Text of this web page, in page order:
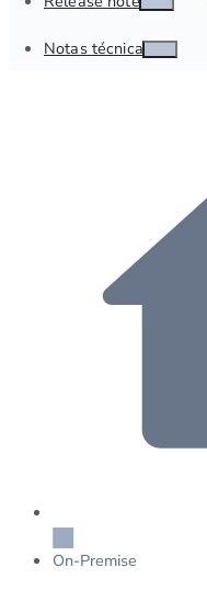
Notas técnicas
On-Premise